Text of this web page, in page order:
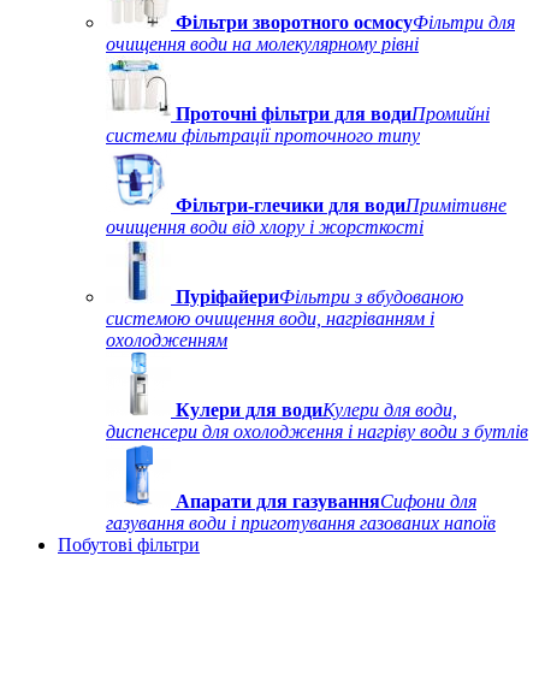
Фільтри зворотного осмосуФільтри для
очищення води на молекулярному рівні
Проточні фільтри для водиПромийні
системи фільтрації проточного типу
Фільтри-глечики для водиПримітивне
очищення води від хлору і жорсткості
ПуріфайериФільтри з вбудованою
системою очищення води, нагріванням і
охолодженням
Кулери для водиКулери для води,
диспенсери для охолодження і нагріву води з бутлів
Апарати для газуванняСифони для
газування води і приготування газованих напоїв
Побутові фільтри